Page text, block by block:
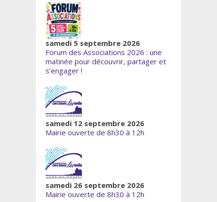
samedi 5 septembre 2026
Forum des Associations 2026 : une
matinée pour découvrir, partager et
s’engager !
samedi 12 septembre 2026
Mairie ouverte de 8h30 à 12h
samedi 26 septembre 2026
Mairie ouverte de 8h30 à 12h